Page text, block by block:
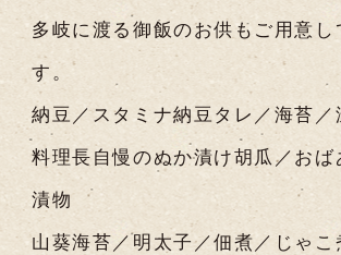
多岐に渡る御飯のお供もご用意し
す。
納豆／スタミナ納豆タレ／海苔／
料理長自慢のぬか漬け胡瓜／おば
漬物
山葵海苔／明太子／佃煮／じゃこ